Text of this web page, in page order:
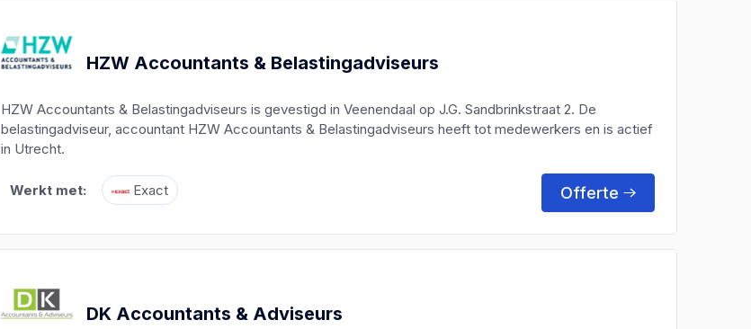
HZW Accountants & Belastingadviseurs
HZW Accountants & Belastingadviseurs is gevestigd in Veenendaal op J.G. Sandbrinkstraat 2. De
belastingadviseur, accountant HZW Accountants & Belastingadviseurs heeft tot medewerkers en is actief
in Utrecht.
Werkt met: Exact Offerte
DK Accountants & Adviseurs